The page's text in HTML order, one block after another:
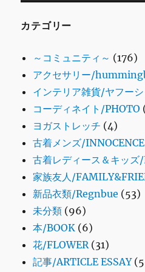
カテゴリー
～コミュニティ～ (176)
アクセサリー/
インテリア雑貨/ヤフー
コーディネイト/PHOTO
ヨガストレッチ (4)
古着メンズ/
古着レディース＆キッ
家族友人/
新品衣類/Regnbue (53)
未分類 (96)
本/BOOK (6)
花/FLOWER(31)
記事/ARTICLE ESSAY